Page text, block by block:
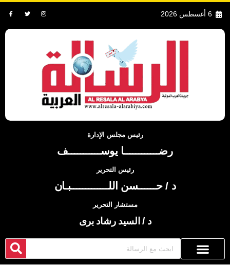
6 أغسطس 2026
رئيس مجلس الإدارة
رضــــــــــــا يوســـــــــــف
رئيس التحرير
د / حــــــسن اللـــــــــــــبـان
مستشار التحرير
د / السيد رشاد برى